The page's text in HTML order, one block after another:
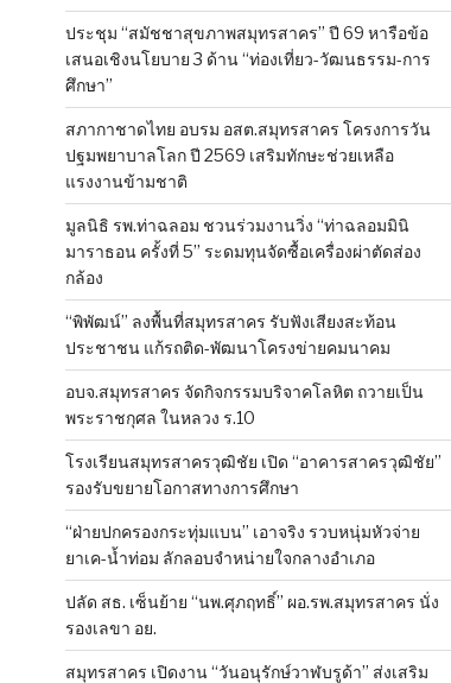
ประชุม “สมัชชาสุขภาพสมุทรสาคร” ปี 69 หารือข้อ
เสนอเชิงนโยบาย 3 ด้าน “ท่องเที่ยว-วัฒนธรรม-การ
ศึกษา”
สภากาชาดไทย อบรม อสต.สมุทรสาคร โครงการวัน
ปฐมพยาบาลโลก ปี 2569 เสริมทักษะช่วยเหลือ
แรงงานข้ามชาติ
มูลนิธิ รพ.ท่าฉลอม ชวนร่วมงานวิ่ง “ท่าฉลอมมินิ
มาราธอน ครั้งที่ 5” ระดมทุนจัดซื้อเครื่องผ่าตัดส่อง
กล้อง
“พิพัฒน์” ลงพื้นที่สมุทรสาคร รับฟังเสียงสะท้อน
ประชาชน แก้รถติด-พัฒนาโครงข่ายคมนาคม
อบจ.สมุทรสาคร จัดกิจกรรมบริจาคโลหิต ถวายเป็น
พระราชกุศล ในหลวง ร.10
โรงเรียนสมุทรสาครวุฒิชัย เปิด “อาคารสาครวุฒิชัย”
รองรับขยายโอกาสทางการศึกษา
“ฝ่ายปกครองกระทุ่มแบน” เอาจริง รวบหนุ่มหัวจ่าย
ยาเค-น้ำท่อม ลักลอบจำหน่ายใจกลางอำเภอ
ปลัด สธ. เซ็นย้าย “นพ.ศุภฤทธิ์” ผอ.รพ.สมุทรสาคร นั่ง
รองเลขา อย.
สมุทรสาคร เปิดงาน “วันอนุรักษ์วาฬบรูด้า” ส่งเสริม